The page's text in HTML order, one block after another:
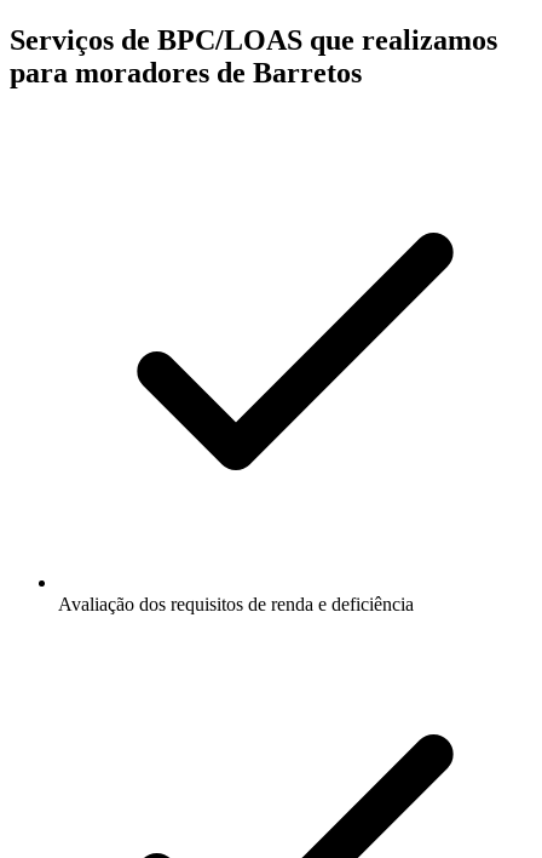
Serviços de BPC/LOAS que realizamos
para moradores de Barretos
Avaliação dos requisitos de renda e deficiência